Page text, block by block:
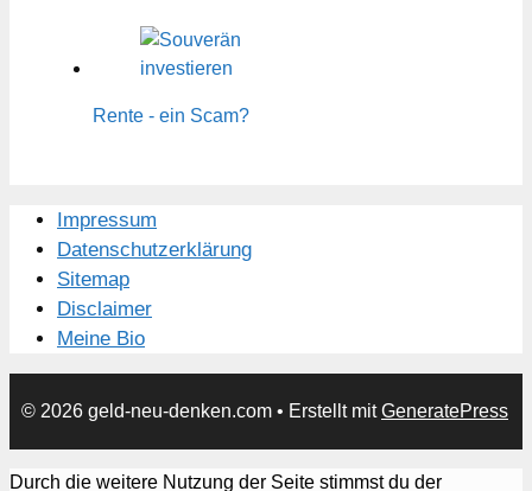
Rente - ein Scam?
Impressum
Datenschutzerklärung
Sitemap
Disclaimer
Meine Bio
© 2026 geld-neu-denken.com • Erstellt mitGeneratePress
Durch die weitere Nutzung der Seite stimmst du der